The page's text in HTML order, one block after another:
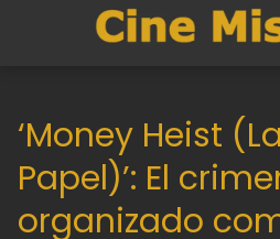
‘Money Heist
Papel)’: El
organizado